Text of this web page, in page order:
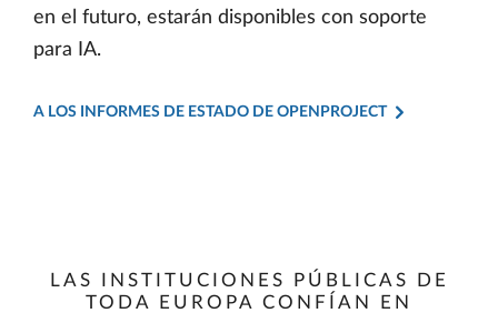
en el futuro, estarán disponibles con soporte
para IA.
A LOS INFORMES DE ESTADO DE OPENPROJECT
LAS INSTITUCIONES PÚBLICAS DE
TODA EUROPA CONFÍAN EN